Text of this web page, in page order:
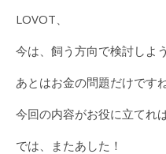
LOVOT、
今は、飼う方向で検討しよ
あとはお金の問題だけです
今回の内容がお役に立てれ
では、またあした！